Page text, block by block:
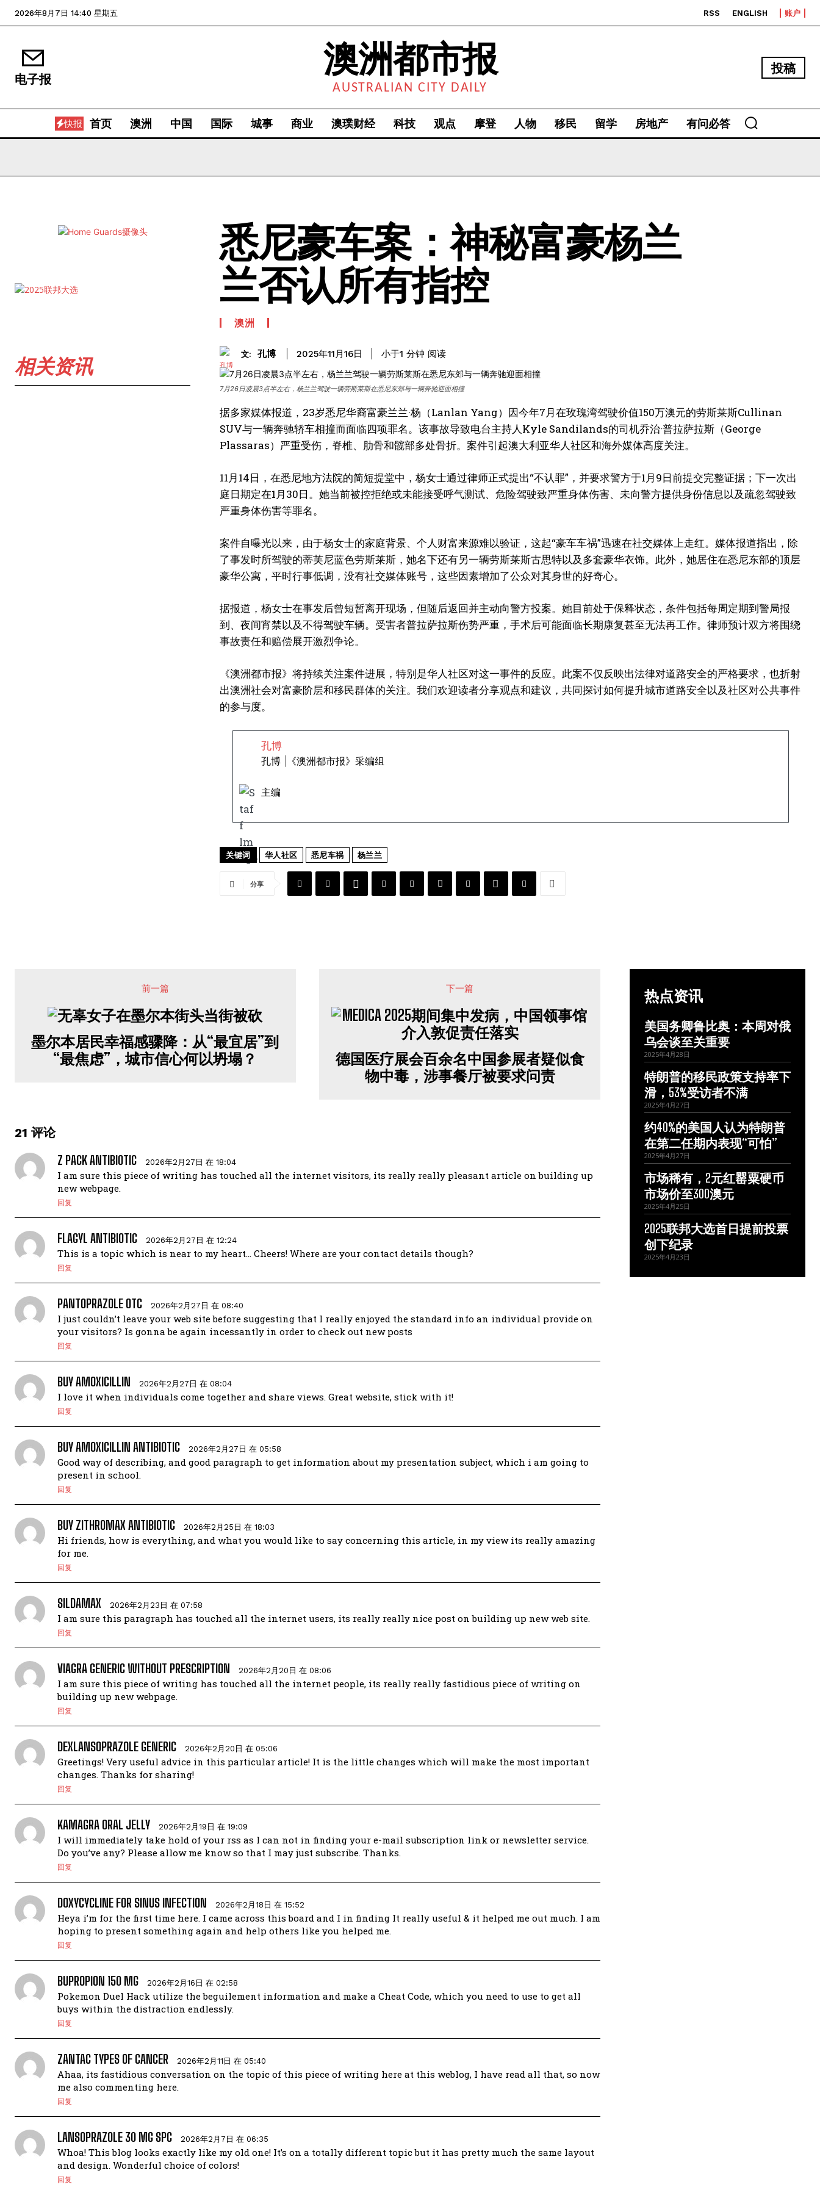
2026年8月7日 14:40 星期五 RSS ENGLISH 账户
电子报 澳洲都市报
AUSTRALIAN CITY DAILY
投稿
快报 首页 澳洲 中国 国际 城事 商业 澳璞财经 科技 观点 摩登 人物 移民 留学 房地产 有问必答
相关资讯
悉尼豪车案：神秘富豪杨兰
兰否认所有指控
澳洲
文: 孔博 2025年11月16日 小于1 分钟 阅读
7月26日凌晨3点半左右，杨兰兰驾驶一辆劳斯莱斯在悉尼东郊与一辆奔驰迎面相撞
据多家媒体报道，23岁悉尼华裔富豪兰兰·杨（Lanlan Yang）因今年7月在玫瑰湾驾驶价值150万澳元的劳斯莱斯Cullinan
SUV与一辆奔驰轿车相撞而面临四项罪名。该事故导致电台主持人Kyle Sandilands的司机乔治·普拉萨拉斯（George
Plassaras）严重受伤，脊椎、肋骨和髋部多处骨折。案件引起澳大利亚华人社区和海外媒体高度关注。
11月14日，在悉尼地方法院的简短提堂中，杨女士通过律师正式提出“不认罪”，并要求警方于1月9日前提交完整证据；下一次出
庭日期定在1月30日。她当前被控拒绝或未能接受呼气测试、危险驾驶致严重身体伤害、未向警方提供身份信息以及疏忽驾驶致
严重身体伤害等罪名。
案件自曝光以来，由于杨女士的家庭背景、个人财富来源难以验证，这起“豪车车祸”迅速在社交媒体上走红。媒体报道指出，除
了事发时所驾驶的蒂芙尼蓝色劳斯莱斯，她名下还有另一辆劳斯莱斯古思特以及多套豪华衣饰。此外，她居住在悉尼东部的顶层
豪华公寓，平时行事低调，没有社交媒体账号，这些因素增加了公众对其身世的好奇心。
据报道，杨女士在事发后曾短暂离开现场，但随后返回并主动向警方投案。她目前处于保释状态，条件包括每周定期到警局报
到、夜间宵禁以及不得驾驶车辆。受害者普拉萨拉斯伤势严重，手术后可能面临长期康复甚至无法再工作。律师预计双方将围绕
事故责任和赔偿展开激烈争论。
《澳洲都市报》将持续关注案件进展，特别是华人社区对这一事件的反应。此案不仅反映出法律对道路安全的严格要求，也折射
出澳洲社会对富豪阶层和移民群体的关注。我们欢迎读者分享观点和建议，共同探讨如何提升城市道路安全以及社区对公共事件
的参与度。
孔博
孔博 |《澳洲都市报》采编组
主编
关键词 华人社区 悉尼车祸 杨兰兰
分享
前一篇
墨尔本居民幸福感骤降：从“最宜居”到
“最焦虑”，城市信心何以坍塌？
下一篇
德国医疗展会百余名中国参展者疑似食
物中毒，涉事餐厅被要求问责
21 评论
Z PACK ANTIBIOTIC
2026年2月27日 在 18:04
I am sure this piece of writing has touched all the internet visitors, its really really pleasant article on building up
new webpage.
回复
FLAGYL ANTIBIOTIC 2026年2月27日 在 12:24
This is a topic which is near to my heart… Cheers! Where are your contact details though?
回复
PANTOPRAZOLE OTC 2026年2月27日 在 08:40
I just couldn’t leave your web site before suggesting that I really enjoyed the standard info an individual provide on
your visitors? Is gonna be again incessantly in order to check out new posts
回复
BUY AMOXICILLIN 2026年2月27日 在 08:04
I love it when individuals come together and share views. Great website, stick with it!
回复
BUY AMOXICILLIN ANTIBIOTIC 2026年2月27日 在 05:58
Good way of describing, and good paragraph to get information about my presentation subject, which i am going to
present in school.
回复
BUY ZITHROMAX ANTIBIOTIC 2026年2月25日 在 18:03
Hi friends, how is everything, and what you would like to say concerning this article, in my view its really amazing
for me.
回复
SILDAMAX 2026年2月23日 在 07:58
I am sure this paragraph has touched all the internet users, its really really nice post on building up new web site.
回复
VIAGRA GENERIC WITHOUT PRESCRIPTION 2026年2月20日 在 08:06
I am sure this piece of writing has touched all the internet people, its really really fastidious piece of writing on
building up new webpage.
回复
DEXLANSOPRAZOLE GENERIC 2026年2月20日 在 05:06
Greetings! Very useful advice in this particular article! It is the little changes which will make the most important
changes. Thanks for sharing!
回复
KAMAGRA ORAL JELLY 2026年2月19日 在 19:09
I will immediately take hold of your rss as I can not in finding your e-mail subscription link or newsletter service.
Do you’ve any? Please allow me know so that I may just subscribe. Thanks.
回复
DOXYCYCLINE FOR SINUS INFECTION 2026年2月18日 在 15:52
Heya i’m for the first time here. I came across this board and I in finding It really useful & it helped me out much. I am
hoping to present something again and help others like you helped me.
回复
BUPROPION 150 MG 2026年2月16日 在 02:58
Pokemon Duel Hack utilize the beguilement information and make a Cheat Code, which you need to use to get all
buys within the distraction endlessly.
回复
ZANTAC TYPES OF CANCER 2026年2月11日 在 05:40
Ahaa, its fastidious conversation on the topic of this piece of writing here at this weblog, I have read all that, so now
me also commenting here.
回复
LANSOPRAZOLE 30 MG SPC 2026年2月7日 在 06:35
Whoa! This blog looks exactly like my old one! It’s on a totally different topic but it has pretty much the same layout
and design. Wonderful choice of colors!
回复
热点资讯
美国务卿鲁比奥：本周对俄
乌会谈至关重要
2025年4月28日
特朗普的移民政策支持率下
滑，53%受访者不满
2025年4月27日
约40%的美国人认为特朗普
在第二任期内表现“可怕”
2025年4月27日
市场稀有，2元红罂粟硬币
市场价至300澳元
2025年4月25日
2025联邦大选首日提前投票
创下纪录
2025年4月23日